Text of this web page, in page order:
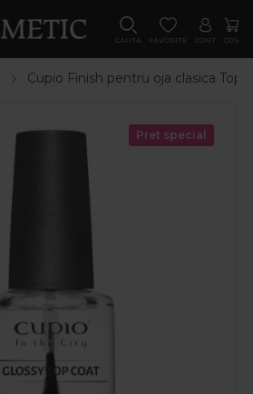
CAUTA FAVORITE CONT COS
Cupio Finish pentru oja clasica Top
Pret special